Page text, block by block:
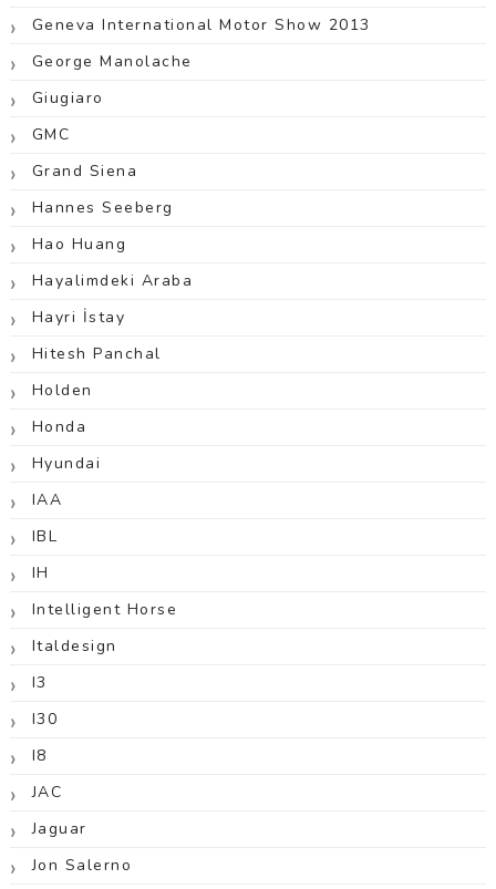
Geneva International Motor Show 2013
George Manolache
Giugiaro
GMC
Grand Siena
Hannes Seeberg
Hao Huang
Hayalimdeki Araba
Hayri İstay
Hitesh Panchal
Holden
Honda
Hyundai
IAA
IBL
IH
Intelligent Horse
Italdesign
I3
I30
I8
JAC
Jaguar
Jon Salerno